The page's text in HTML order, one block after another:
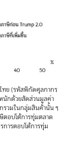
ทย (รหัสพิกัดศุลกากร
นักด้วยสัดส่วนมูลค่า
รวมในกลุ่มสินค้านั้น ๆ
ตอบโต้การทุ่มตลาด
การตอบโต้การทุ่ม